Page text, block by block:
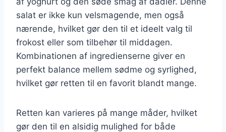
salat er ikke kun velsmagende, men også
nærende, hvilket gør den til et ideelt valg til
frokost eller som tilbehør til middagen.
Kombinationen af ingredienserne giver en
perfekt balance mellem sødme og syrlighed,
hvilket gør retten til en favorit blandt mange.
Retten kan varieres på mange måder, hvilket
gør den til en alsidig mulighed for både